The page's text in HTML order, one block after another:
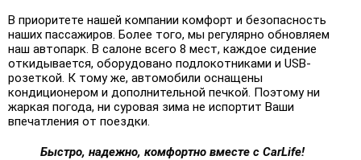
В приоритете нашей компании комфорт и безопасность
наших пассажиров. Более того, мы регулярно обновляем
наш автопарк. В салоне всего 8 мест, каждое сидение
откидывается, оборудовано подлокотниками и USB-
розеткой. К тому же, автомобили оснащены
кондиционером и дополнительной печкой. Поэтому ни
жаркая погода, ни суровая зима не испортит Ваши
впечатления от поездки.
Быстро, надежно, комфортно вместе с CarLife!